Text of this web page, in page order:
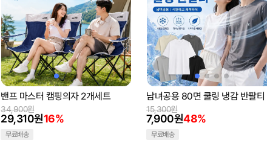
밴프 마스터 캠핑의자 2개세트
29,310원16%
34,900원
무료배송
남녀공용 80면 쿨링 냉감 반팔티
7,900원48%
15,300원
무료배송